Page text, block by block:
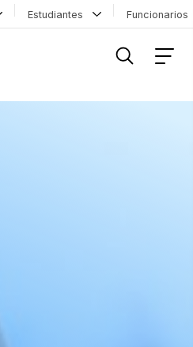
Estudiantes